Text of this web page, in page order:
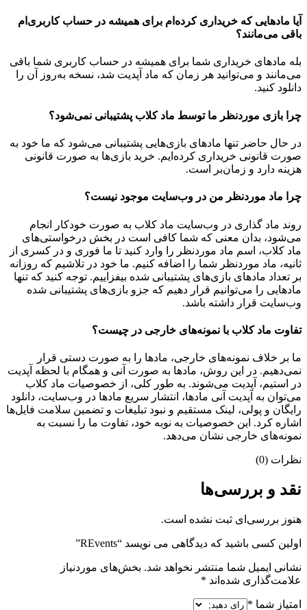
آیا مادهایی که خریداری کرده‌ام برای همیشه در حساب‌ کاربری‌ام
باقی می‌مانند؟
بله مادهای خریداری شما برای همیشه در حساب کاربری شما باقی
می‌مانند و می‌توانید هر زمان که ماد آپدیت شد، نسخه به‌روز آن را
دانلود کنید.
چرا بازی موردنظر ما توسط ماد کلاب پشتیبانی نمی‌شود؟
در حال حاضر تنها مادهای بازی‌هایی پشتیبانی می‌شود که ما خود به
صورت قانونی خریداری کرده‌ایم. خرید بازی‌ها به صورت قانونی
هزینه دارد و زمان‌بر است.
چرا ماد موردنظر من در وب‌سایت موجود نیست؟
روند ماد گذاری در وب‌سایت ماد کلاب به صورت خودکار انجام
می‌شود، بدان معنی که شما کافی است در بخش درخواستی‌های
ماد کلاب، اسم ماد موردنظر را وارد کنید تا ما فوری و در کسری از
ثانیه، ماد موردنظر شما را اضافه کنیم. ما خود در تلاشیم که روزانه
بر تعداد مادهای بازی‌های پشتیبانی شده بیفزاییم. توجه کنید که تنها
مادهایی را می‌توانیم قرار دهیم که جزو بازی‌های پشتیبانی شده
وب‌سایت قرار داشته باشد.
تفاوت ماد کلاب با نمونه‌های خارجی در چیست؟
ما بر خلاف نمونه‌های خارجی، مادها را به صورت دستی قرار
نمی‌دهیم. در این روش، مادها به صورت آنی و همگام با لحظه آپدیت
در استیم، آپدیت می‌شوند. به طور کلی، از خصوصیات ماد کلاب
می‌‌توان به آپدیت آنی مادها، انتشار سریع مادها در وب‌سایت، دانلود
رایگان و پولی، لینک مستقیم و نبود تبلیغات و تضمین سلامت فایل‌ها
اشاره کرد. این خصوصیات به نوبه خود، تفاوت ما را نسبت به
نمونه‌های خارجی نشان می‌دهد.
نظرات (0)
نقد و بررسی‌ها
هنوز بررسی‌ای ثبت نشده است.
اولین کسی باشید که دیدگاهی می نویسد “REvents”
نشانی ایمیل شما منتشر نخواهد شد. بخش‌های موردنیاز
علامت‌گذاری شده‌اند *
امتیاز شما *